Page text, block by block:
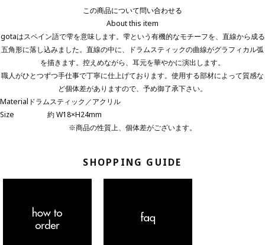
この商品について問い合わせる
About this item
gotaはスペイン語で雫を意味します。雫という有機的なモチーフを、直線から成る
五角形に落し込みました。直線の中に、ドラムスティックの曲線がグラフィカル弧
を描きます。控えめながら、耳元を華やかに演出します。
職人がひとつずつ手仕事で丁寧に仕上げております。使用する部材によって質感な
ど個体差がありますので、予め御了承下さい。
Material ドラムスティック／アクリル
Size
約 W18×H24mm
※商品の性質上、個体差がございます。
SHOPPING GUIDE